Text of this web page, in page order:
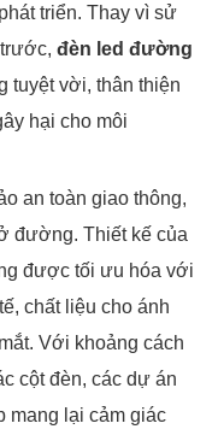
triển. Thay vì sử
đèn led đường
tuyệt vời, thân thiện
hại cho môi
an toàn giao thông,
đường. Thiết kế của
được tối ưu hóa với
chất liệu cho ánh
Với khoảng cách
cột đèn, các dự án
mang lại cảm giác